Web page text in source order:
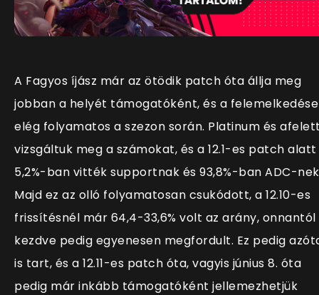
A Fagyos íjász már az ötödik patch óta állja meg
jobban a helyét támogatóként, és a felemelkedése
elég folyamatos a szezon során. Platinum és
vizsgáltuk meg a számokat, és a 12.1-es patch alatt
5,2%-ban vitték supportnak és 93,8%-ban ADC-
Majd ez az olló folyamatosan csukódott, a 12.10-es
frissítésnél már 64,4-33,6% volt az arány, onnantól
kezdve pedig egyenesen megfordult. Ez pedig
is tart, és a 12.11-es patch óta, vagyis június 8. óta
pedig már inkább támogatóként jellemezhetjük